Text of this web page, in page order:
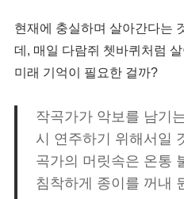
현재에 충실하며 살아간다는
데, 매일 다람쥐 쳇바퀴처럼
미래 기억이 필요한 걸까?
작곡가가 악보를 남기
시 연주하기 위해서일
곡가의 머릿속은 온통
침착하게 종이를 꺼내